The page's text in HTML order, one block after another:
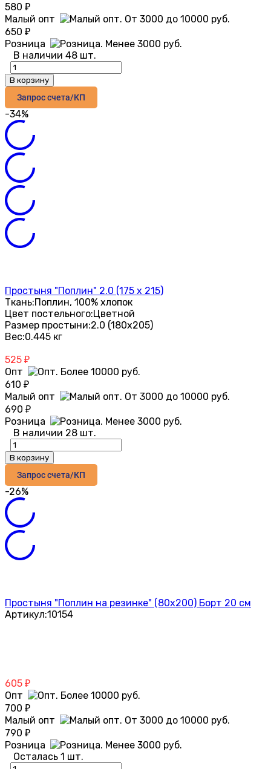
580 ₽
Малый опт
650 ₽
Розница
В наличии 48 шт.
В корзину
Запрос счета/КП
-34%
Простыня "Поплин" 2.0 (175 х 215)
Ткань:Поплин, 100% хлопок
Цвет постельного:Цветной
Размер простыни:2.0 (180х205)
Вес:0.445 кг
525 ₽
Опт
610 ₽
Малый опт
690 ₽
Розница
В наличии 28 шт.
В корзину
Запрос счета/КП
-26%
Простыня "Поплин на резинке" (80х200) Борт 20 см
Артикул:10154
605 ₽
Опт
700 ₽
Малый опт
790 ₽
Розница
Осталась 1 шт.